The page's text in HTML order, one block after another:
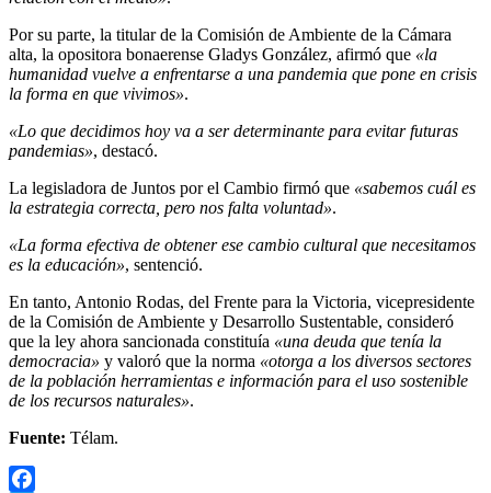
Por su parte, la titular de la Comisión de Ambiente de la Cámara
alta, la opositora bonaerense Gladys González, afirmó que «la
humanidad vuelve a enfrentarse a una pandemia que pone en crisis
la forma en que vivimos».
«Lo que decidimos hoy va a ser determinante para evitar futuras
pandemias», destacó.
La legisladora de Juntos por el Cambio firmó que «sabemos cuál es
la estrategia correcta, pero nos falta voluntad».
«La forma efectiva de obtener ese cambio cultural que necesitamos
es la educación», sentenció.
En tanto, Antonio Rodas, del Frente para la Victoria, vicepresidente
de la Comisión de Ambiente y Desarrollo Sustentable, consideró
que la ley ahora sancionada constituía «una deuda que tenía la
democracia» y valoró que la norma «otorga a los diversos sectores
de la población herramientas e información para el uso sostenible
de los recursos naturales».
Fuente: Télam.